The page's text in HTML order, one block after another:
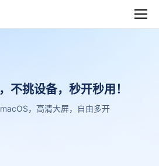
不挑设备，秒开秒用！
，高清大屏，自由多开